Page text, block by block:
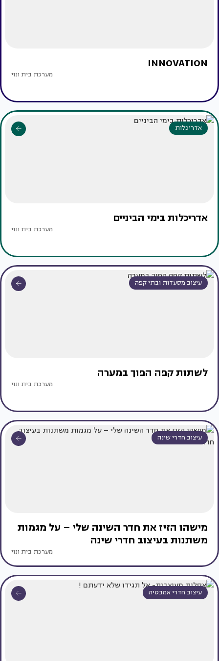
INNOVATION
מערכת בית ונוי
אדריכלות
אדריכלות בימי הביניים
מערכת בית ונוי
עיצוב מסעדות ובתי קפה
לשתות קפה הפוך במערה
מערכת בית ונוי
עיצוב חדרי שינה
מישהו הזיז את חדר השינה שלי – על מגמות
משתנות בעיצוב חדרי שינה
מערכת בית ונוי
עיצוב חדרי אמבטיה